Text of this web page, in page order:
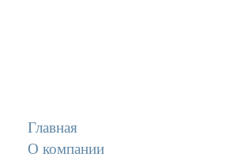
Главная
О компании